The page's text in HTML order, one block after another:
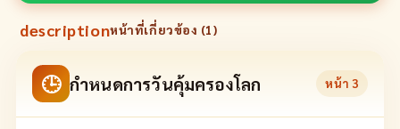
descriptionหน้าที่เกี่ยวข้อง (1)
🕒 กำหนดการวันคุ้มครองโลก หน้า 3